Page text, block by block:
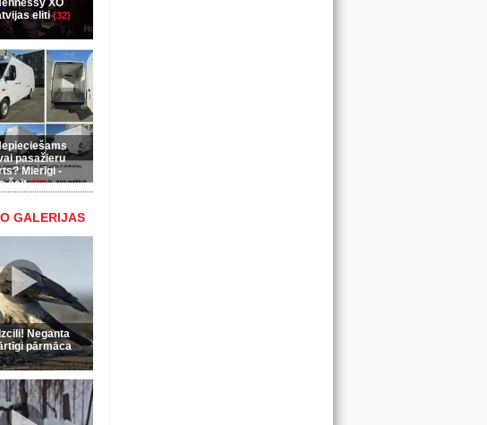
XO
eliti(32)
pasažieru
Mierīgi -
šeit(35)
GALERIJAS
Neganta
pārmāca